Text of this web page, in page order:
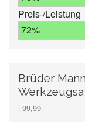
Preis-/Leistung
72%
Brüder
| 99,99